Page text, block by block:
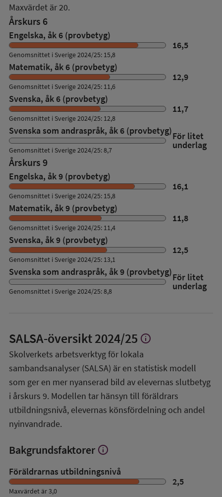
Maxvärdet är 20.
Årskurs 6
Engelska, åk 6 (provbetyg)
16,5
Genomsnittet i Sverige 2024/25: 15,8
Matematik, åk 6 (provbetyg)
12,9
Genomsnittet i Sverige 2024/25: 11,6
Svenska, åk 6 (provbetyg)
11,7
Genomsnittet i Sverige 2024/25: 12,8
Svenska som andraspråk, åk 6 (provbetyg)För litet
underlag
Genomsnittet i Sverige 2024/25: 8,7
Årskurs 9
Engelska, åk 9 (provbetyg)
16,1
Genomsnittet i Sverige 2024/25: 15,8
Matematik, åk 9 (provbetyg)
11,8
Genomsnittet i Sverige 2024/25: 11,4
Svenska, åk 9 (provbetyg)
12,5
Genomsnittet i Sverige 2024/25: 13,1
Svenska som andraspråk, åk 9 (provbetyg)För litet
underlag
Genomsnittet i Sverige 2024/25: 8,8
SALSA-översikt2024/25 Visa
om
SALSA-
översikt
info
Skolverkets arbetsverktyg för lokala
sambandsanalyser (SALSA) är en statistisk modell
som ger en mer nyanserad bild av elevernas slutbetyg
i årskurs 9. Modellen tar hänsyn till föräldrars
utbildningsnivå, elevernas könsfördelning och andel
nyinvandrade.
Bakgrundsfaktorer Visa
om
Bakgrundsfaktorer
info
Föräldrarnas utbildningsnivå
2,5
Maxvärdet är 3,0